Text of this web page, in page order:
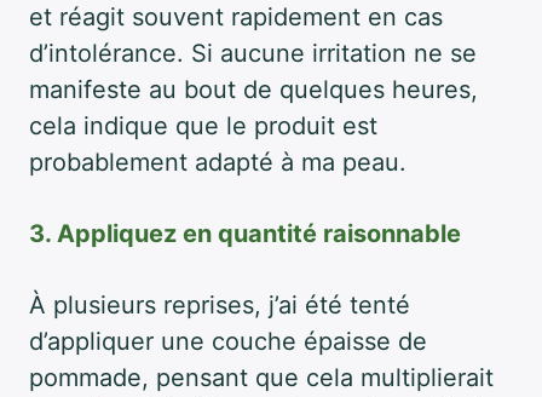
et réagit souvent rapidement en cas
d’intolérance. Si aucune irritation ne se
manifeste au bout de quelques heures,
cela indique que le produit est
probablement adapté à ma peau.
3. Appliquez en quantité raisonnable
À plusieurs reprises, j’ai été tenté
d’appliquer une couche épaisse de
pommade, pensant que cela multiplierait